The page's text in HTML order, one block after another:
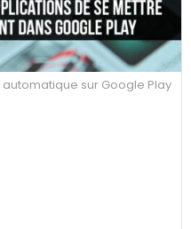
sur Google Play